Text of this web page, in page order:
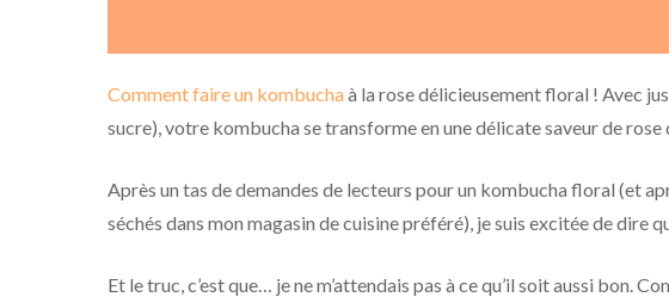
Comment faire un kombuchaà la rose délicieusement floral ! Avec
sucre), votre kombucha se transforme en une délicate saveur de rose
Après un tas de demandes de lecteurs pour un kombucha floral (et
séchés dans mon magasin de cuisine préféré), je suis excitée de dire
Et le truc, c’est que… je ne m’attendais pas à ce qu’il soit aussi bon.